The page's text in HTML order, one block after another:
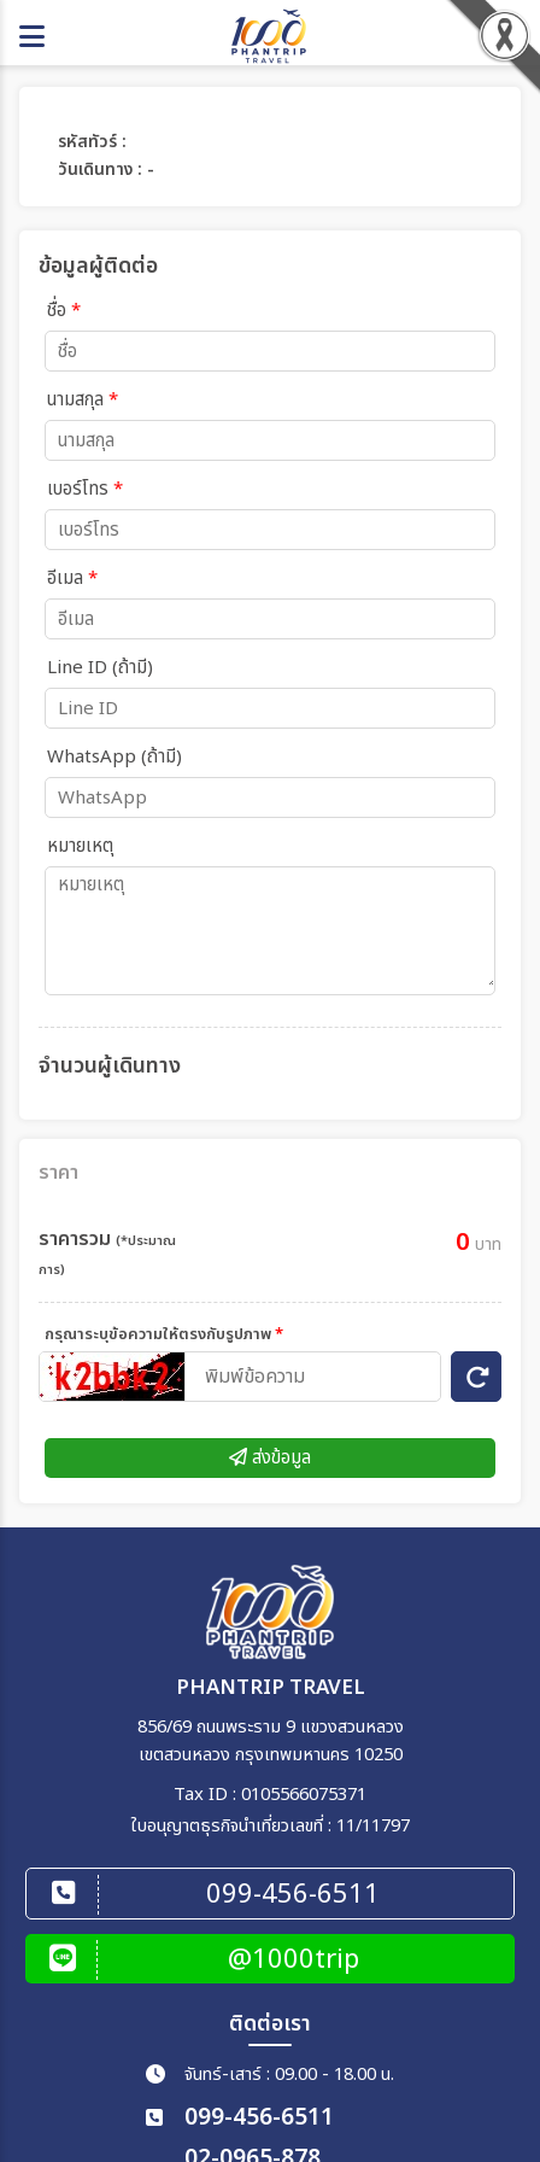
รหัสทัวร์ :
วันเดินทาง : -
ข้อมูลผู้ติดต่อ
ชื่อ *
นามสกุล *
เบอร์โทร *
อีเมล *
Line ID (ถ้ามี)
WhatsApp (ถ้ามี)
หมายเหตุ
จำนวนผู้เดินทาง
ราคา
ราคารวม (*ประมาณ
การ)
0 บาท
กรุณาระบุข้อความให้ตรงกับรูปภาพ*
ส่งข้อมูล
PHANTRIP TRAVEL
856/69 ถนนพระราม 9 แขวงสวนหลวง
เขตสวนหลวง กรุงเทพมหานคร 10250
Tax ID : 0105566075371
ใบอนุญาตธุรกิจนำเที่ยวเลขที่ : 11/11797
099-456-6511
@1000trip
ติดต่อเรา
จันทร์-เสาร์ : 09.00 - 18.00 น.
099-456-6511